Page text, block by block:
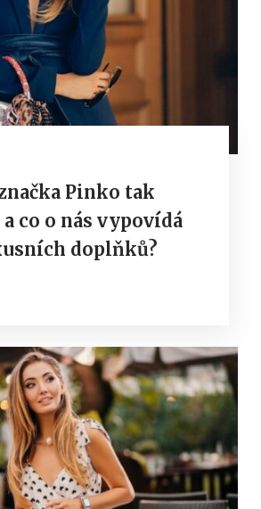
Pinko tak
co o nás vypovídá
doplňků?